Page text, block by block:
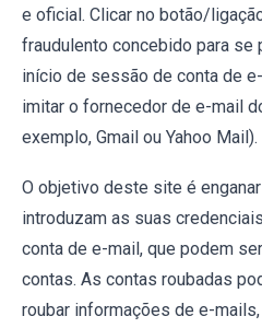
e oficial. Clicar no botão/
fraudulento concebido para se
início de sessão de conta de
imitar o fornecedor de e-mail
exemplo, Gmail ou Yahoo Mail).
O objetivo deste site é
introduzam as suas
conta de e-mail, que podem
contas. As contas roubadas
roubar informações de e-